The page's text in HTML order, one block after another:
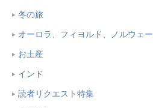
冬の旅
オーロラ、フィヨルド、ノルウェー
お土産
インド
読者リクエスト特集